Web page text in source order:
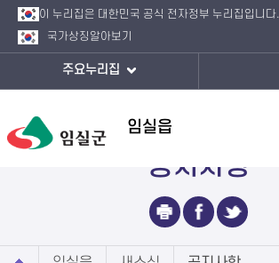
이 누리집은 대한민국 공식 전자정부 누리집입니다.
국가상징 알아보기
주요누리집
임실읍
공지사항